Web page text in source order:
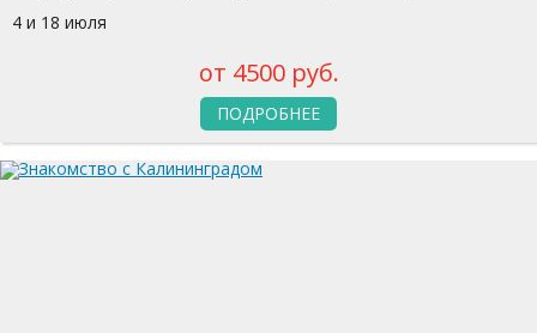
4 и 18 июля
от 4500 руб.
ПОДРОБНЕЕ